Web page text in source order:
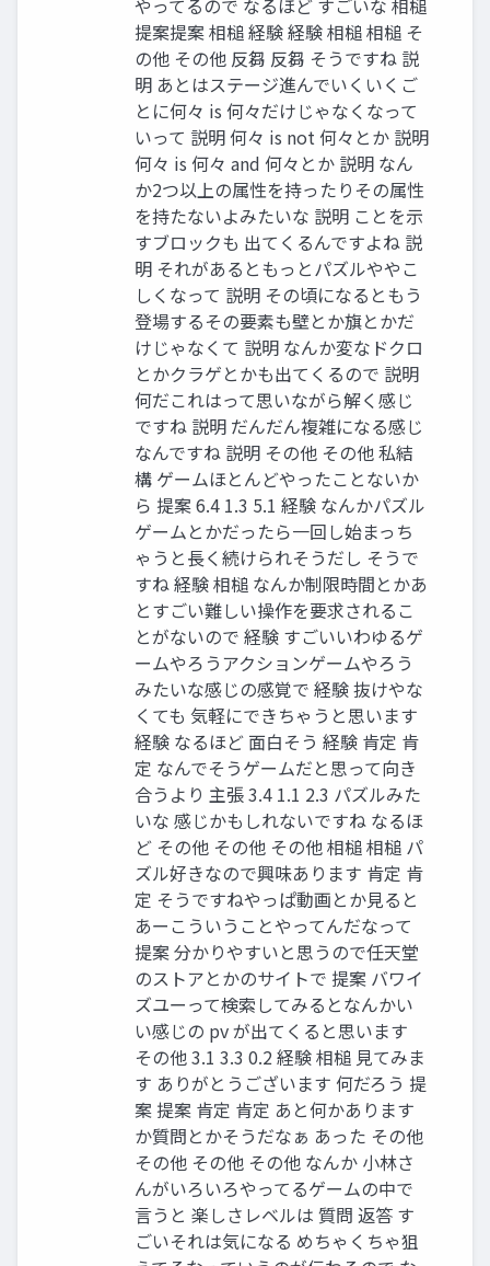
やってるので なるほど すごいな 相槌
提案提案 相槌 経験 経験 相槌 相槌 そ
の他 その他 反芻 反芻 そうですね 説
明 あとはステージ進んでいくいくご
とに何々 is 何々だけじゃなくなって
いって 説明 何々 is not 何々とか 説明
何々 is 何々 and 何々とか 説明 なん
か2つ以上の属性を持ったりその属性
を持たないよみたいな 説明 ことを⽰
すブロックも 出てくるんですよね 説
明 それがあるともっとパズルややこ
しくなって 説明 その頃になるともう
登場するその要素も壁とか旗とかだ
けじゃなくて 説明 なんか変なドクロ
とかクラゲとかも出てくるので 説明
何だこれはって思いながら解く感じ
ですね 説明 だんだん複雑になる感じ
なんですね 説明 その他 その他 私結
構 ゲームほとんどやったことないか
ら 提案 6.4 1.3 5.1 経験 なんかパズル
ゲームとかだったら⼀回し始まっち
ゃうと⻑く続けられそうだし そうで
すね 経験 相槌 なんか制限時間とかあ
とすごい難しい操作を要求されるこ
とがないので 経験 すごいいわゆるゲ
ームやろうアクションゲームやろう
みたいな感じの感覚で 経験 抜けやな
くても 気軽にできちゃうと思います
経験 なるほど ⾯⽩そう 経験 肯定 肯
定 なんでそうゲームだと思って向き
合うより 主張 3.4 1.1 2.3 パズルみた
いな 感じかもしれないですね なるほ
ど その他 その他 その他 相槌 相槌 パ
ズル好きなので興味あります 肯定 肯
定 そうですねやっぱ動画とか⾒ると
あーこういうことやってんだなって
提案 分かりやすいと思うので任天堂
のストアとかのサイトで 提案 バワイ
ズユーって検索してみるとなんかい
い感じの pv が出てくると思います
その他 3.1 3.3 0.2 経験 相槌 ⾒てみま
す ありがとうございます 何だろう 提
案 提案 肯定 肯定 あと何かあります
か質問とかそうだなぁ あった その他
その他 その他 その他 なんか ⼩林さ
んがいろいろやってるゲームの中で
⾔うと 楽しさレベルは 質問 返答 す
ごいそれは気になる めちゃくちゃ狙